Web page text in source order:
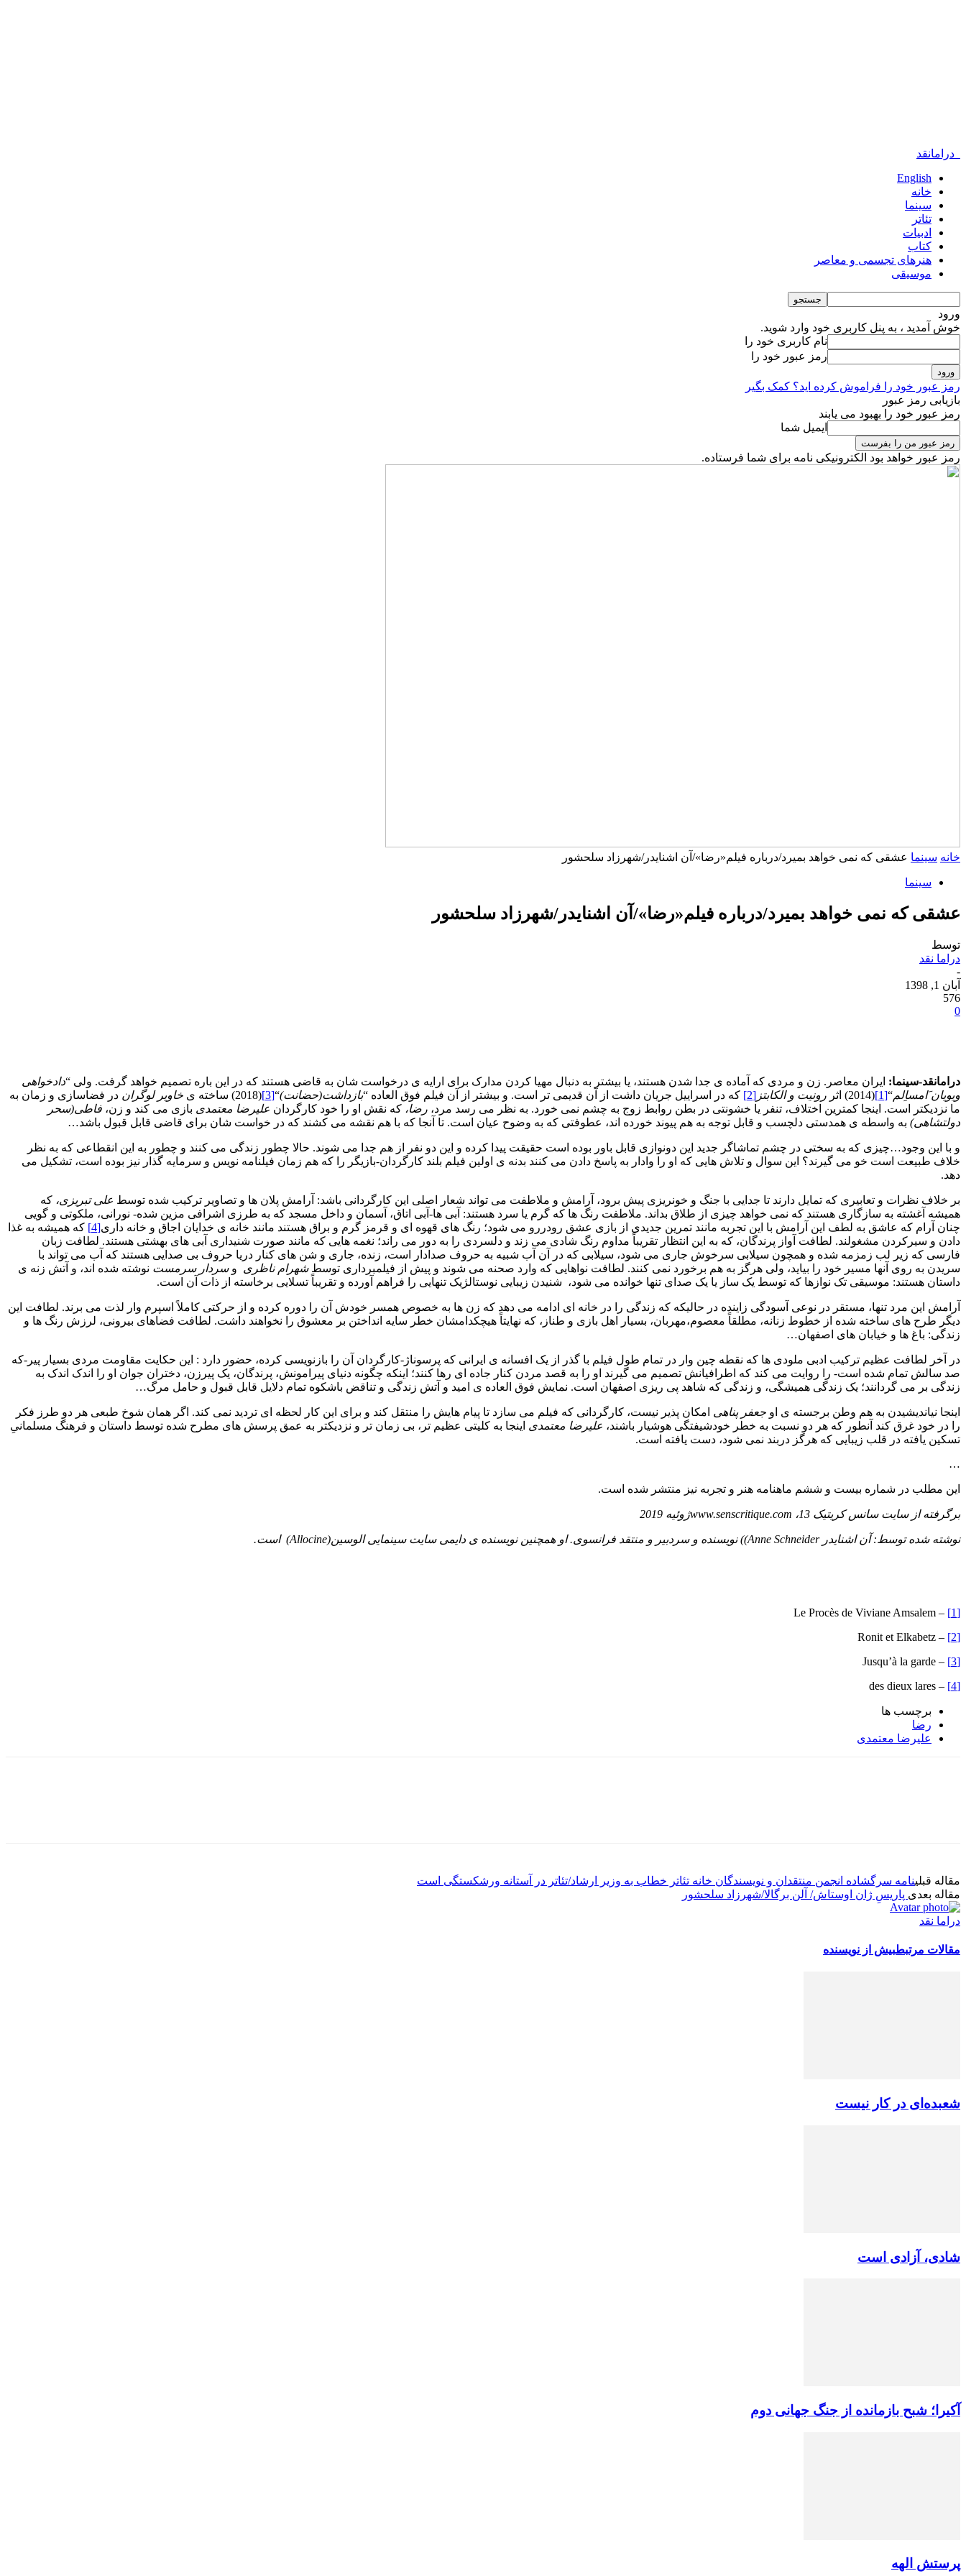
درامانقد
English
خانه
سینما
تئاتر
ادبیات
کتاب
هنرهای تجسمی و معاصر
موسیقی
ورود
خوش آمدید ، به پنل کاربری خود وارد شوید.
نام کاربری خود را
رمز عبور خود را
رمز عبور خود را فراموش کرده اید؟ کمک بگیر
بازیابی رمز عبور
رمز عبور خود را بهبود می یابند
ایمیل شما
رمز عبور خواهد بود الکترونیکی نامه برای شما فرستاده.
خانه سینما عشقی که نمی خواهد بمیرد/درباره فیلم«رضا»/آن اشنایدر/شهرزاد سلحشور
سینما
عشقی که نمی خواهد بمیرد/درباره فیلم«رضا»/آن اشنایدر/شهرزاد سلحشور
توسط
دراما نقد
-
آبان 1, 1398
576
0
درامانقد-سینما: ایران معاصر. زن و مردی که آماده ی جدا شدن هستند، یا بیشتر به دنبال مهیا کردن مدارک برای ارایه ی درخواست شان به قاضی هستند که در این باره تصمیم خواهد گرفت. ولی “دادخواهی
ویویان َامساِلم“
[1] (2014) اثر رونیت و الکابتز [2] که در اسراییل جریان داشت از آن قدیمی تر است. و بیشتر از آن فیلم فوق العاده “بازداشت(حضانت)“
[3] (2018) ساخته ی خاویر لوگران در فضاسازی و زمان به
ما نزدیکتر است. اینجا کمترین اختلاف، تنفر یا خشونتی در بطن روابط زوج به چشم نمی خورد. به نظر می رسد مرد، رضا، که نقش او را خود کارگردان علیرضا معتمدی بازی می کند و زن، فاطی(سحر
دولتشاهی) به واسطه ی همدستی دلچسب و قابل توجه به هم پیوند خورده اند، عطوفتی که به وضوح عیان است. تا آنجا که با هم نقشه می کشند که در خواست شان برای قاضی قابل قبول باشد…
و با این وجود…چیزی که به سختی در چشم تماشاگر جدید این دونوازی قابل باور بوده است حقیقت پیدا کرده و این دو نفر از هم جدا می شوند. حالا چطور زندگی می کنند و چطور به این انقطاعی که به نظر
خلاف طبیعت است خو می گیرند؟ این سوال و تلاش هایی که او را وادار به پاسخ دادن می کنند بدنه ی اولین فیلم بلند کارگردان-بازیگر را که هم زمان فیلنامه نویس و سرمایه گذار نیز بوده است، تشکیل می
دهد.
بر خلاف نظرات و تعابیری که تمایل دارند تا جدایی با جنگ و خونریزی پیش برود، آرامش و ملاطفت می تواند شعار اصلی این کارگردانی باشد: آرامش پلان ها و تصاویر ترکیب شده توسط علی تبریزی، که
همیشه آغشته به سازگاری هستند که نمی خواهد چیزی از طلاق بداند. ملاطفت رنگ ها که گرم یا سرد هستند: آبی ها-آبی اتاق، آسمان و داخل مسجد که به طرزی اشرافی مزین شده- نورانی، ملکوتی و گویی
چنان آرام که عاشق به لطف این آرامش با این تجربه مانند تمرین جدیدی از بازی عشق رودررو می شود؛ رنگ های قهوه ای و قرمز گرم و براق هستند مانند خانه ی خدایان اجاق و خانه داری[4]
که همیشه به غذا
دادن و سیرکردن مشغولند. لطافت آواز پرندگان، که به این انتظار تقریباً مداوم رنگ شادی می زند و دلسردی را به دور می راند؛ نغمه هایی که مانند صورت شنیداری آبی های بهشتی هستند. لطافت زبان
فارسی که زیر لب زمزمه شده و همچون سیلابی سرخوش جاری می شود، سیلابی که در آن آب شبیه به حروف صدادار است، زنده، جاری و شن های کنار دریا حروف بی صدایی هستند که آب می تواند با
سریدن به روی آنها مسیر خود را بیاید، ولی هرگز به هم برخورد نمی کنند. لطافت نواهایی که وارد صحنه می شوند و پیش از فیلمبرداری توسطشهرام ناظری وسردار سرمست نوشته شده اند، و آتش زنه ی
داستان هستند: موسیقی تک نوازها که توسط یک ساز یا یک صدای تنها خوانده می شود، شنیدن زیبایی نوستالژیک تنهایی را فراهم آورده و تقریباً تسلایی برخاسته از ذات آن است.
آرامش این مرد تنها، مستقر در نوعی آسودگی زاینده در حالیکه که زندگی را در خانه ای ادامه می دهد که زن ها به خصوص همسر خودش آن را دوره کرده و از حرکتی کاملاً اسپرم وار لذت می برند. لطافت این
دیگر طرح های ساخته شده از خطوط زنانه، مطلقاً معصوم،مهربان، بسیار اهل بازی و طناز، که نهایتاً هیچکدامشان خطر سایه انداختن بر معشوق را نخواهند داشت. لطافت فضاهای بیرونی، لرزش رنگ ها و
زندگی: باغ ها و خیابان های اصفهان…
در آخر لطافت عظیم ترکیب ادبی ملودی ها که نقطه چین وار در تمام طول فیلم با گذر از یک افسانه ی ایرانی که پرسوناژ-کارگردان آن را بازنویسی کرده، حضور دارد : این حکایت مقاومت مردی بسیار پیر-که
صد سالش تمام شده است- را روایت می کند که اطرافیانش تصمیم می گیرند او را به قصد مردن کنار جاده ای رها کنند؛ اینکه چگونه دنیای پیرامونش، پرندگان، یک پیرزن، دختران جوان او را اندک اندک به
زندگی بر می گردانند؛ یک زندگی همیشگی، و زندگی که شاهد پی ریزی اصفهان است. نمایش فوق العاده ی امید و آتش زندگی و تناقض باشکوه تمام دلایل قابل قبول و حامل مرگ…
اینجا نیاندیشیدن به هم وطن برجسته ی او جعفر پناهی امکان پذیر نیست، کارگردانی که فیلم می سازد تا پیام هایش را منتقل کند و برای این کار لحظه ای تردید نمی کند. اگر همان شوخ طبعی هر دو طرز فکر
را در خود غرق کند آنطور که هر دو نسبت به خطر خودشیفتگی هوشیار باشند، علیرضا معتمدی اینجا به کلیتی عظیم تر، بی زمان تر و نزدیکتر به عمق پرسش های مطرح شده توسط داستان و فرهنگ مسلمانیِ
تسکین یافته در قلب زیبایی که هرگز دربند نمی شود، دست یافته است.
…
این مطلب در شماره بیست و ششم ماهنامه هنر و تجربه نیز منتشر شده است.
برگرفته از سایت سانس کریتیک www.senscritique.com ،13ژوئیه 2019
نوشته شده توسط: آن اشنایدرAnne Schneider) ) نویسنده و سردبیر و منتقد فرانسوی. او همچنین نویسنده ی دایمی سایت سینمایی الوسین(Allocine) است.
[1]
– Le Procès de Viviane Amsalem
[2]
– Ronit et Elkabetz
[3]
– Jusqu’à la garde
[4]
– des dieux lares
برچسب ها
رضا
علیرضا معتمدی
مقاله قبلینامه سرگشاده انجمن منتقدان و نویسندگان خانه تئاتر خطاب به وزیر ارشاد/تئاتر در آستانه ورشکستگی است
مقاله بعدی پاریسِ ژان اوستاش/ آلن برگالا/شهرزاد سلحشور
دراما نقد
مقالات مرتبطبیش از نویسنده
شعبده‌ای در کار نیست
شادی، آزادی است
آکیرا؛ شبح بازمانده از جنگ جهانی دوم
پرستش الهه